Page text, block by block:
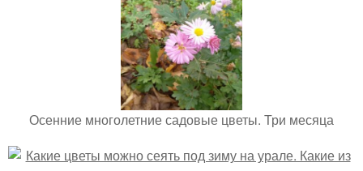
Осенние многолетние садовые цветы. Три месяца